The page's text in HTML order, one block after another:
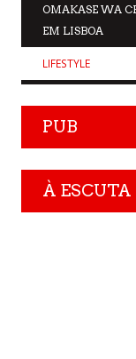
OMAKASE WA
EM LISBOA
LIFESTYLE
PUB
À